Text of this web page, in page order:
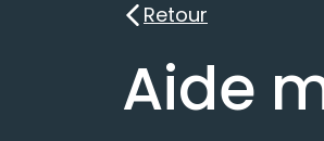
Retour
Retour
Aide